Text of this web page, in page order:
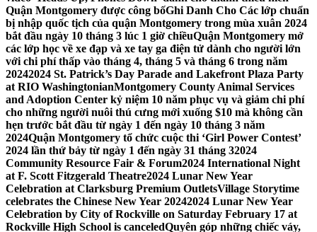
Quận Montgomery được công bốGhi Danh Cho Các lớp chuẩn
bị nhập quốc tịch của quận Montgomery trong mùa xuân 2024
bắt đầu ngày 10 tháng 3 lúc 1 giờ chiềuQuận Montgomery mở
các lớp học về xe đạp và xe tay ga điện tử dành cho người lớn
với chi phí thấp vào tháng 4, tháng 5 và tháng 6 trong năm
20242024 St. Patrick’s Day Parade and Lakefront Plaza Party
at RIO WashingtonianMontgomery County Animal Services
and Adoption Center kỷ niệm 10 năm phục vụ và giảm chi phí
cho những người nuôi thú cưng mới xuống $10 mà không cần
hẹn trước bắt đầu từ ngày 1 đến ngày 10 tháng 3 năm
2024Quận Montgomery tổ chức cuộc thi ‘Girl Power Contest’
2024 lần thứ bảy từ ngày 1 đến ngày 31 tháng 32024
Community Resource Fair & Forum2024 International Night
at F. Scott Fitzgerald Theatre2024 Lunar New Year
Celebration at Clarksburg Premium OutletsVillage Storytime
celebrates the Chinese New Year 20242024 Lunar New Year
Celebration by City of Rockville on Saturday February 17 at
Rockville High School is canceledQuyên góp những chiếc váy,